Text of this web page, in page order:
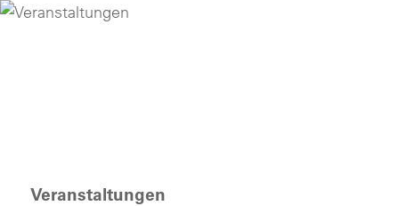
Veranstaltungen